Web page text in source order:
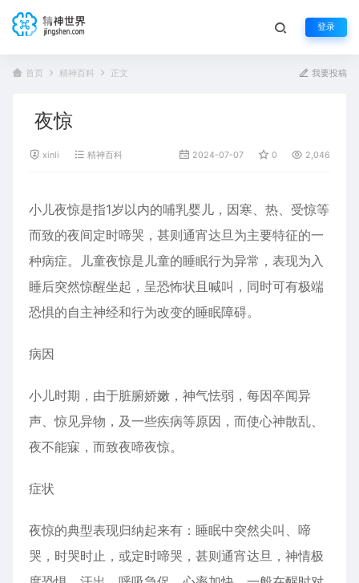
登录
首页 精神百科 正文 我要投稿
夜惊
xinli 精神百科 2024-07-07 0 2,046
小儿夜惊是指1岁以内的哺乳婴儿，因寒、热、受惊等
而致的夜间定时啼哭，甚则通宵达旦为主要特征的一
种病症。儿童夜惊是儿童的睡眠行为异常，表现为入
睡后突然惊醒坐起，呈恐怖状且喊叫，同时可有极端
恐惧的自主神经和行为改变的睡眠障碍。
病因
小儿时期，由于脏腑娇嫩，神气怯弱，每因卒闻异
声、惊见异物，及一些疾病等原因，而使心神散乱、
夜不能寐，而致夜啼夜惊。
症状
夜惊的典型表现归纳起来有：睡眠中突然尖叫、啼
哭，时哭时止，或定时啼哭，甚则通宵达旦，神情极